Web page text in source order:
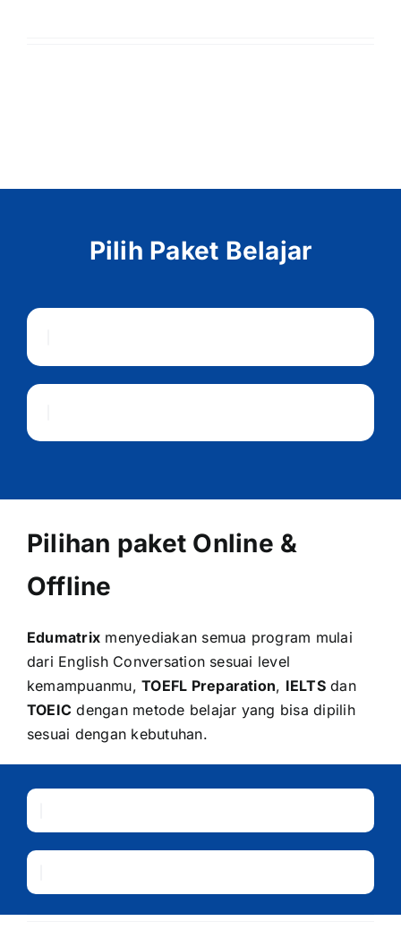
Pilih Paket Belajar
Pilihan paket Online &
Offline
Edumatrix menyediakan semua program mulai
dari English Conversation sesuai level
kemampuanmu,TOEFL Preparation, IELTSdan
TOEIC dengan metode belajar yang bisa dipilih
sesuai dengan kebutuhan.